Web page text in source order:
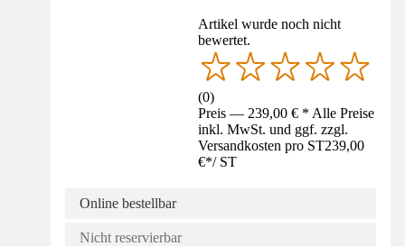
Artikel wurde noch nicht
bewertet.
(0)
Preis — 239,00 € * Alle Preise
inkl. MwSt. und ggf. zzgl.
Versandkosten pro ST239,00
€*/ ST
Online bestellbar
Nicht reservierbar